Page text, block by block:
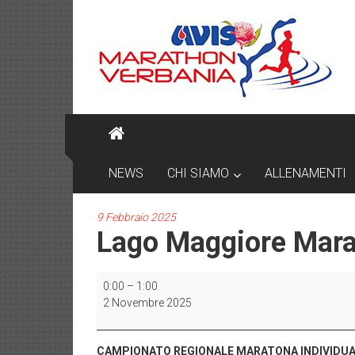
MARATHON
VERBANIA
NEWS CHI SIAMO ALLENAMENTI
9 Febbraio 2025
Lago Maggiore
Lago
Maggiore
0:00 – 1:00
2 Novembre 2025
CAMPIONATO REGIONALE MARATONA